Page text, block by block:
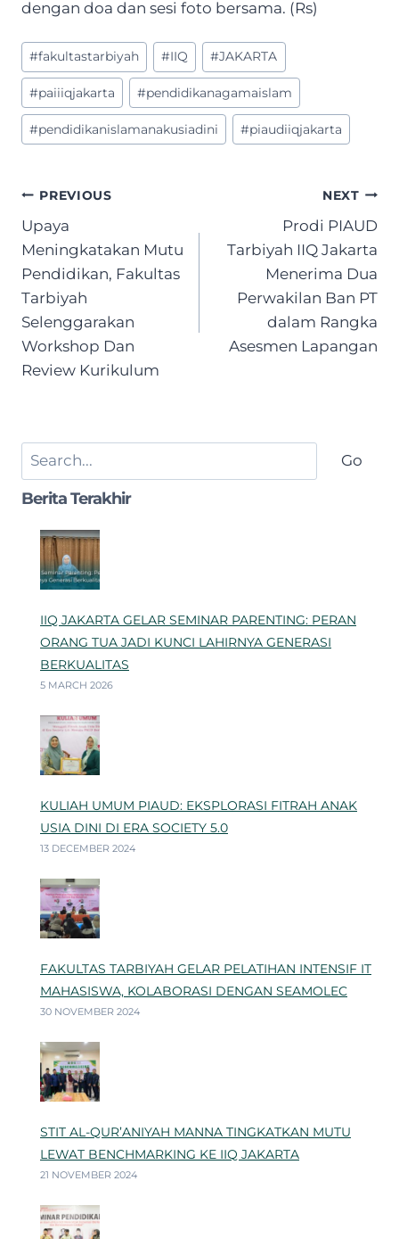
dengan doa dan sesi foto bersama. (Rs)
Post
Tags:
#fakultastarbiyah #IIQ #JAKARTA
#paiiiqjakarta #pendidikanagamaislam
#pendidikanislamanakusiadini #piaudiiqjakarta
Post
navigation
PREVIOUS
Upaya
Meningkatakan Mutu
Pendidikan, Fakultas
Tarbiyah
Selenggarakan
Workshop Dan
Review Kurikulum
NEXT
Prodi PIAUD
Tarbiyah IIQ Jakarta
Menerima Dua
Perwakilan Ban PT
dalam Rangka
Asesmen Lapangan
Search Go
Berita Terakhir
IIQ JAKARTA GELAR SEMINAR PARENTING: PERAN
ORANG TUA JADI KUNCI LAHIRNYA GENERASI
BERKUALITAS
5 MARCH 2026
KULIAH UMUM PIAUD: EKSPLORASI FITRAH ANAK
USIA DINI DI ERA SOCIETY 5.0
13 DECEMBER 2024
FAKULTAS TARBIYAH GELAR PELATIHAN INTENSIF IT
MAHASISWA, KOLABORASI DENGAN SEAMOLEC
30 NOVEMBER 2024
STIT AL-QUR’ANIYAH MANNA TINGKATKAN MUTU
LEWAT BENCHMARKING KE IIQ JAKARTA
21 NOVEMBER 2024